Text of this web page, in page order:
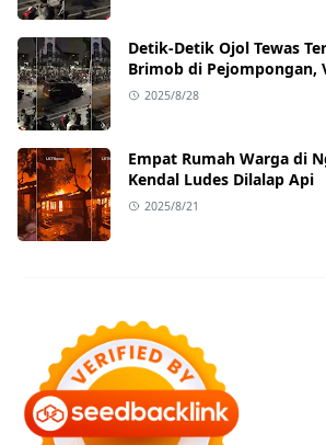
Detik-Detik Ojol Tewas
Brimob di Pejompongan,
2025/8/28
Empat Rumah Warga di
Kendal Ludes Dilalap Api
2025/8/21